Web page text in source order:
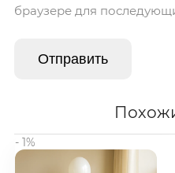
браузере для
- 1%